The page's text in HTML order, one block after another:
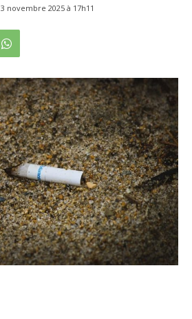
3 novembre 2025 à 17h11